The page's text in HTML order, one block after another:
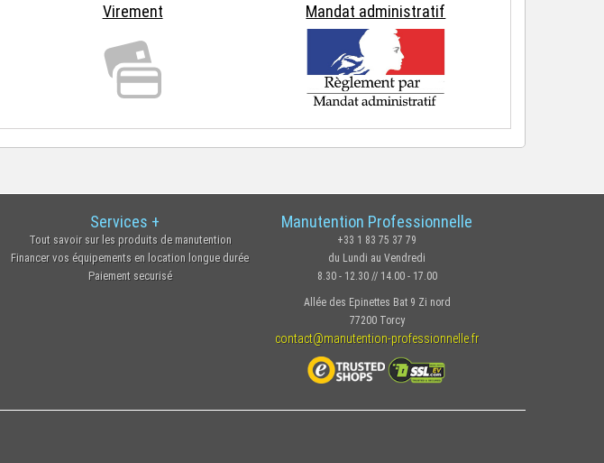
Virement Mandat administratif
Services +
Tout savoir sur les produits de manutention
Financer vos équipements en location longue durée
Paiement securisé
Manutention Professionnelle
+33 1 83 75 37 79
du Lundi au Vendredi
8.30 - 12.30 // 14.00 - 17.00
Allée des Epinettes Bat 9 Zi nord
77200 Torcy
contact@manutention-professionnelle.fr